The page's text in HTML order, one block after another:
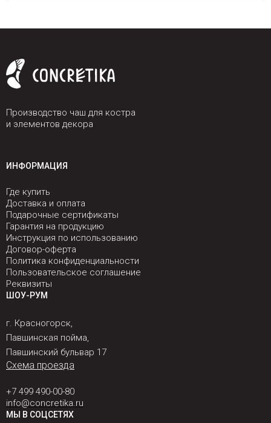
Производство чаш для костра
и элементов декора
ИНФОРМАЦИЯ
Где купить
Доставка и оплата
Подарочные сертификаты
Гарантия на продукцию
Инструкция по использованию
Договор-оферта
Политика конфиденциальности
Пользовательское соглашение
Реквизиты
ШОУ-РУМ
г. Красногорск,
Павшинская пойма,
Павшинский бульвар 17
Схема проезда
+7 499 490-00-80
info@concretika.ru
МЫ В СОЦСЕТЯХ